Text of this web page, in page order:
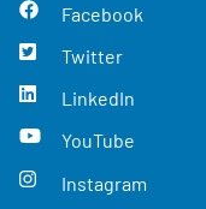
Facebook
Twitter
LinkedIn
YouTube
Instagram